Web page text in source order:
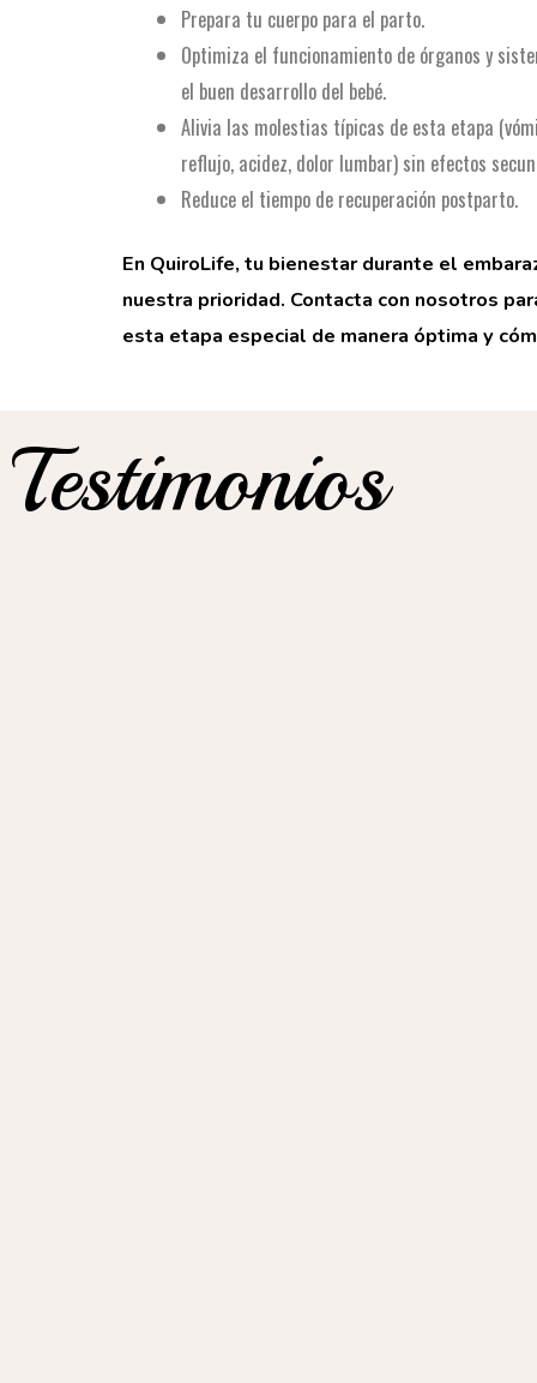
Prepara tu cuerpo para el parto.
Optimiza el funcionamiento de órganos y
el buen desarrollo del bebé.
Alivia las molestias típicas de esta etapa
reflujo, acidez, dolor lumbar) sin efectos
Reduce el tiempo de recuperación postparto.
En QuiroLife, tu bienestar durante el
nuestra prioridad. Contacta con nosotros
esta etapa especial de manera óptima y
Testimonios